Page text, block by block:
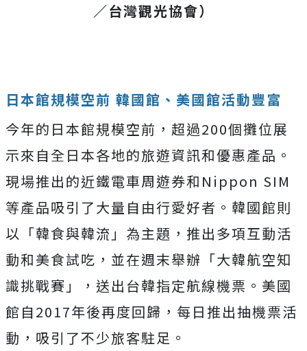
／台灣觀光協會）
日本館規模空前 韓國館、美國館活動豐富
今年的日本館規模空前，超過200個攤位展
示來自全日本各地的旅遊資訊和優惠產品。
現場推出的近鐵電車周遊券和Nippon SIM
等產品吸引了大量自由行愛好者。韓國館則
以「韓食與韓流」為主題，推出多項互動活
動和美食試吃，並在週末舉辦「大韓航空知
識挑戰賽」，送出台韓指定航線機票。美國
館自2017年後再度回歸，每日推出抽機票活
動，吸引了不少旅客駐足。